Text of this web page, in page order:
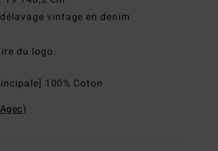
vintage en denim
du logo.
100% Coton